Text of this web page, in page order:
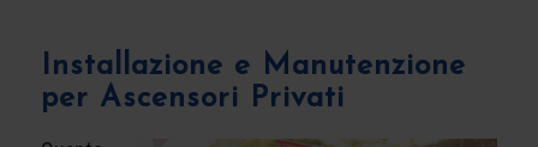
Installazione e Manutenzione
per Ascensori Privati